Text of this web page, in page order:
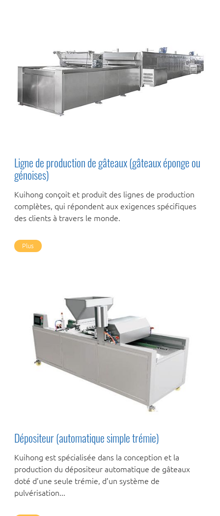
Ligne de production de gâteaux (gâteaux éponge ou
génoises)
Kuihong conçoit et produit des lignes de production
complètes, qui répondent aux exigences spécifiques
des clients à travers le monde.
Plus
Dépositeur (automatique simple trémie)
Kuihong est spécialisée dans la conception et la
production du dépositeur automatique de gâteaux
doté d’une seule trémie, d’un système de
pulvérisation...